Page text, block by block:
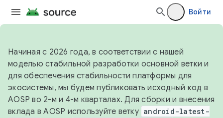
Войти
Начиная с 2026 года, в соответствии с нашей
моделью стабильной разработки основной ветки и
для обеспечения стабильности платформы для
экосистемы, мы будем публиковать исходный код в
AOSP во 2-м и 4-м кварталах. Для сборки и внесения
вклада в AOSP используйте ветку android-latest-